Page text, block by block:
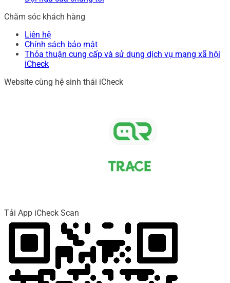
Chăm sóc khách hàng
Liên hệ
Chính sách bảo mật
Thỏa thuận cung cấp và sử dụng dịch vụ mạng xã hội
iCheck
Website cùng hệ sinh thái iCheck
Tải App iCheck Scan